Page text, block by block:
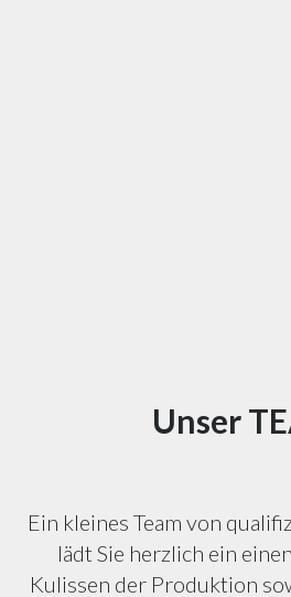
Unser
Ein kleines Team von
lädt Sie herzlich ein
Kulissen der Produktion